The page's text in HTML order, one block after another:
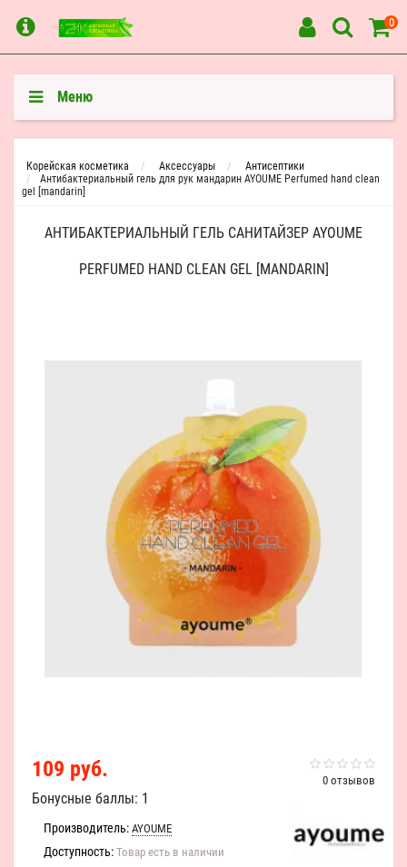
0
Меню
Корейская косметика Аксессуары
Антисептики
Антибактериальный гель для рук мандарин AYOUME Perfumed hand clean
gel [mandarin]
АНТИБАКТЕРИАЛЬНЫЙ ГЕЛЬ САНИТАЙЗЕР AYOUME
PERFUMED HAND CLEAN GEL [MANDARIN]
0 отзывов
109 руб.
Бонусные баллы: 1
Производитель: AYOUME
Доступность: Товар есть в наличии